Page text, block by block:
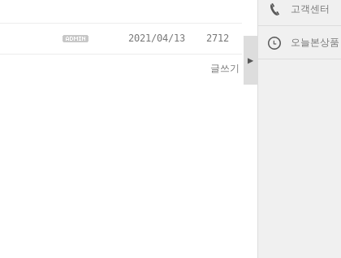
▶
고객센터
오늘본상품
2021/04/13 2712
글쓰기